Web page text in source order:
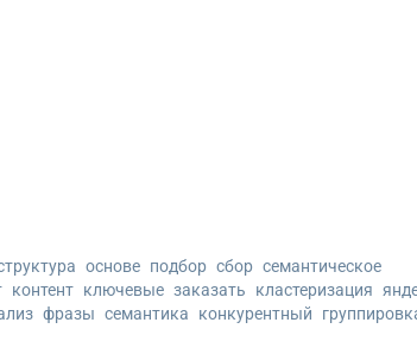
основе подбор сбор семантическое
контент ключевые заказать кластеризация
фразы семантика конкурентный